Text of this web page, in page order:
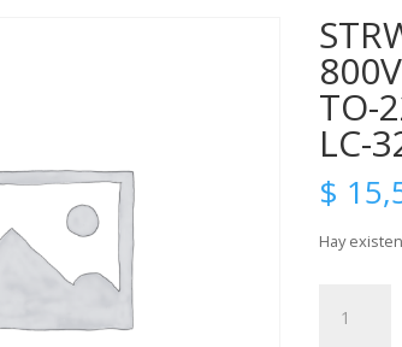
TO-
LC-
$
Hay